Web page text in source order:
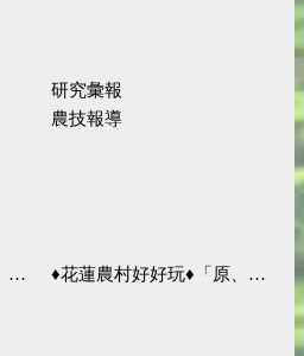
研究彙報
農技報導
♦花蓮農村好好玩♦「原、生、慢、活」四條遊程推薦